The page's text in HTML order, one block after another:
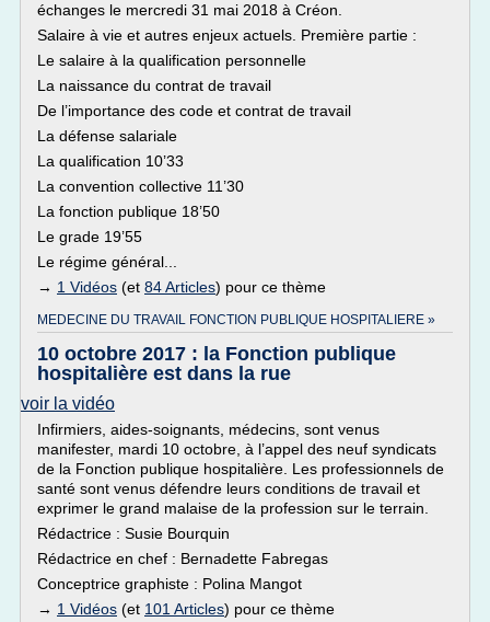
échanges le mercredi 31 mai 2018 à Créon.
Salaire à vie et autres enjeux actuels. Première partie :
Le salaire à la qualification personnelle
La naissance du contrat de travail
De l’importance des code et contrat de travail
La défense salariale
La qualification 10’33
La convention collective 11’30
La fonction publique 18’50
Le grade 19’55
Le régime général...
→ 1 Vidéos (et 84 Articles) pour ce thème
MEDECINE DU TRAVAIL FONCTION PUBLIQUE HOSPITALIERE »
10 octobre 2017 : la Fonction publique
hospitalière est dans la rue
voir la vidéo
Infirmiers, aides-soignants, médecins, sont venus
manifester, mardi 10 octobre, à l’appel des neuf syndicats
de la Fonction publique hospitalière. Les professionnels de
santé sont venus défendre leurs conditions de travail et
exprimer le grand malaise de la profession sur le terrain.
Rédactrice : Susie Bourquin
Rédactrice en chef : Bernadette Fabregas
Conceptrice graphiste : Polina Mangot
→ 1 Vidéos (et 101 Articles) pour ce thème